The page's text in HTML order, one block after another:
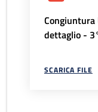
Congiuntura
dettaglio -
SCARICA FILE